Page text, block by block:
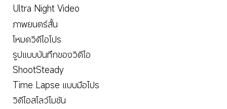
Ultra Night Video
ภาพยนตร์สั้น
โหมดวิดีโอโปร
รูปแบบบันทึกของวิดีโอ
ShootSteady
Time Lapse แบบมือโปร
วิดีโอสโลว์โมชัน